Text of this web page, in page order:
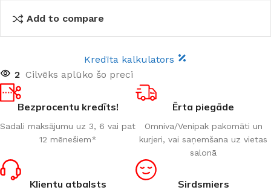
Add to compare
Kredīta kalkulators
2 Cilvēks aplūko šo preci
Bezprocentu kredīts!
Sadali maksājumu uz 3, 6 vai pat
12 mēnešiem*
Ērta piegāde
Omniva/Venipak pakomāti un
kurjeri, vai saņemšana uz vietas
salonā
Klientu atbalsts Sirdsmiers